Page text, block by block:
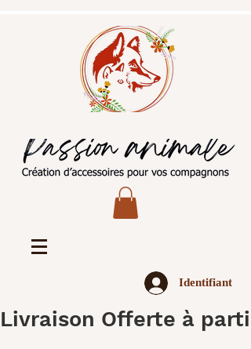
Identifiant
Livraison Offerte à